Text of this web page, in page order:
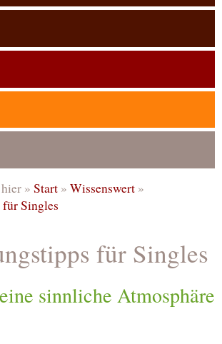
» Start » Wissenswert »
Singles
für Singles
sinnliche Atmosphäre